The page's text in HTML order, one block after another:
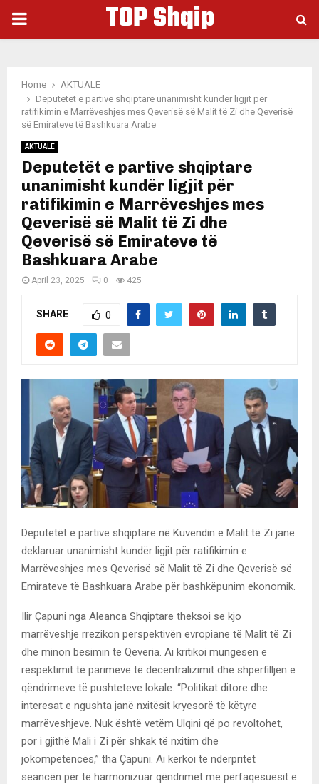
PRIMARY
TOP Shqip
Home
AKTUALE
Deputetët e partive shqiptare unanimisht kundër ligjit për
ratifikimin e Marrëveshjes mes Qeverisë së Malit të Zi dhe Qeverisë
së Emirateve të Bashkuara Arabe
AKTUALE
Deputetët e partive shqiptare
unanimisht kundër ligjit për
ratifikimin e Marrëveshjes mes
Qeverisë së Malit të Zi dhe
Qeverisë së Emirateve të
Bashkuara Arabe
April 23, 2025 0 425
SHARE 0
Deputetët e partive shqiptare në Kuvendin e Malit të Zi janë
deklaruar unanimisht kundër ligjit për ratifikimin e
Marrëveshjes mes Qeverisë së Malit të Zi dhe Qeverisë së
Emirateve të Bashkuara Arabe për bashkëpunim ekonomik.
Ilir Çapuni nga Aleanca Shqiptare theksoi se kjo
marrëveshje rrezikon perspektivën evropiane të Malit të Zi
dhe minon besimin te Qeveria. Ai kritikoi mungesën e
respektimit të parimeve të decentralizimit dhe shpërfilljen e
qëndrimeve të pushteteve lokale. “Politikat ditore dhe
interesat e ngushta janë nxitësit kryesorë të këtyre
marrëveshjeve. Nuk është vetëm Ulqini që po revoltohet,
por i gjithë Mali i Zi për shkak të nxitim dhe
jokompetencës,” tha Çapuni. Ai kërkoi të ndërpritet
seancën për të harmonizuar qëndrimet me përfaqësuesit e